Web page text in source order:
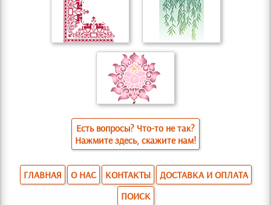
Есть вопросы? Что-то не так?
Нажмите здесь, скажите нам!
ГЛАВНАЯ О НАС КОНТАКТЫ
ДОСТАВКА И ОПЛАТА
ПОИСК